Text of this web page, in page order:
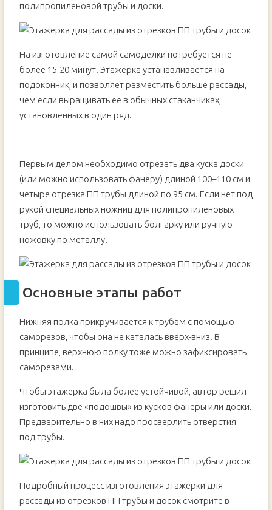
полипропиленовой трубы и доски.
На изготовление самой самоделки потребуется не
более 15-20 минут. Этажерка устанавливается на
подоконник, и позволяет разместить больше рассады,
чем если выращивать ее в обычных стаканчиках,
установленных в один ряд.
Первым делом необходимо отрезать два куска доски
(или можно использовать фанеру) длиной 100–110 см и
четыре отрезка ПП трубы длиной по 95 см. Если нет под
рукой специальных ножниц для полипропиленовых
труб, то можно использовать болгарку или ручную
ножовку по металлу.
Основные этапы работ
Нижняя полка прикручивается к трубам с помощью
саморезов, чтобы она не каталась вверх-вниз. В
принципе, верхнюю полку тоже можно зафиксировать
саморезами.
Чтобы этажерка была более устойчивой, автор решил
изготовить две «подошвы» из кусков фанеры или доски.
Предварительно в них надо просверлить отверстия
под трубы.
Подробный процесс изготовления этажерки для
рассады из отрезков ПП трубы и досок смотрите в